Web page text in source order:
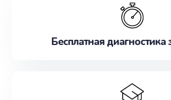
Бесплатная диагностика